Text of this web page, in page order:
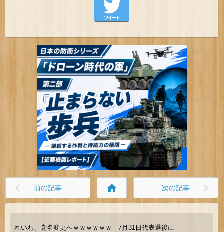
前の記事 home 次の記事
れいわ、党名変更へｗｗｗｗｗｗ 7月31日代表選後に